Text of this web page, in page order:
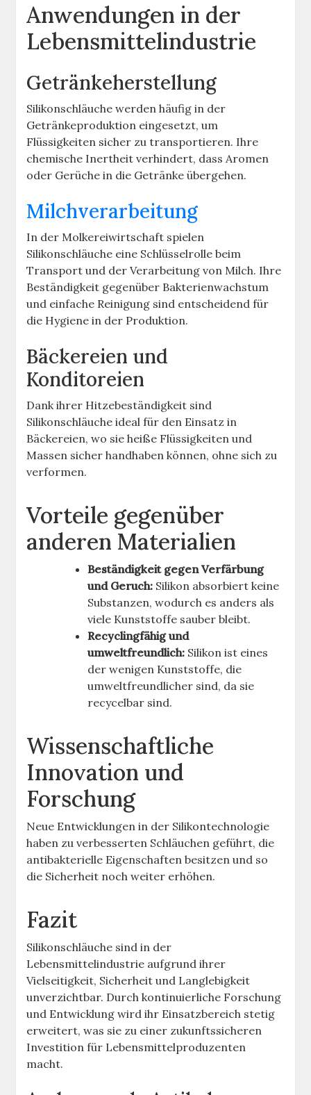
Anwendungen in der
Lebensmittelindustrie
Getränkeherstellung
Silikonschläuche werden häufig in der
Getränkeproduktion eingesetzt, um
Flüssigkeiten sicher zu transportieren. Ihre
chemische Inertheit verhindert, dass Aromen
oder Gerüche in die Getränke übergehen.
Milchverarbeitung
In der Molkereiwirtschaft spielen
Silikonschläuche eine Schlüsselrolle beim
Transport und der Verarbeitung von Milch. Ihre
Beständigkeit gegenüber Bakterienwachstum
und einfache Reinigung sind entscheidend für
die Hygiene in der Produktion.
Bäckereien und
Konditoreien
Dank ihrer Hitzebeständigkeit sind
Silikonschläuche ideal für den Einsatz in
Bäckereien, wo sie heiße Flüssigkeiten und
Massen sicher handhaben können, ohne sich zu
verformen.
Vorteile gegenüber
anderen Materialien
Beständigkeit gegen Verfärbung
und Geruch: Silikon absorbiert keine
Substanzen, wodurch es anders als
viele Kunststoffe sauber bleibt.
Recyclingfähig und
umweltfreundlich: Silikon ist eines
der wenigen Kunststoffe, die
umweltfreundlicher sind, da sie
recycelbar sind.
Wissenschaftliche
Innovation und
Forschung
Neue Entwicklungen in der Silikontechnologie
haben zu verbesserten Schläuchen geführt, die
antibakterielle Eigenschaften besitzen und so
die Sicherheit noch weiter erhöhen.
Fazit
Silikonschläuche sind in der
Lebensmittelindustrie aufgrund ihrer
Vielseitigkeit, Sicherheit und Langlebigkeit
unverzichtbar. Durch kontinuierliche Forschung
und Entwicklung wird ihr Einsatzbereich stetig
erweitert, was sie zu einer zukunftssicheren
Investition für Lebensmittelproduzenten
macht.